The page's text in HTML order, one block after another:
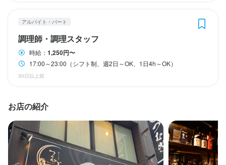
利用規約
企業情報
アルバイト・パート
調理師・調理スタッフ
時給： 1,250円〜
17:00～23:00（シフト制、週2日～OK、1日4h～OK）
30日以上前
お店の紹介
駅チカ(徒歩5分以内)
仕事内容
【ホールスタッフ】
将来的には、店長候補として、売上・コストの数値管理、シフト
管理、他のスタッフへの指導・育成などの業務もお任せします。
駅チカ(徒歩5分以内)
仕事内容
【調理スタッフ】
将来的には、料理長候補として、仕入れ、食材管理、メニュー開
発、他の調理スタッフへの指導・育成などの業務もお任せしま
す。